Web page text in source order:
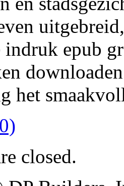
indruk epub
het
closed.